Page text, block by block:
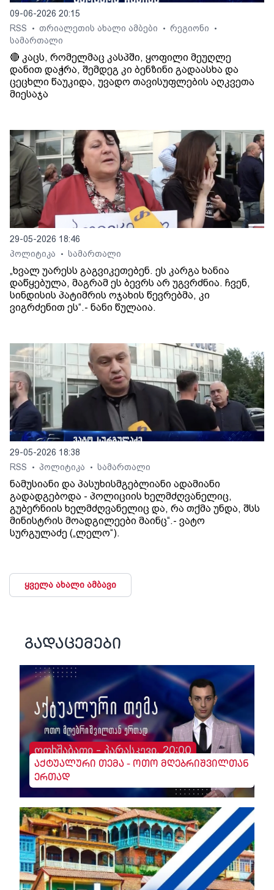
09-06-2026 20:15
RSS
• თრიალეთის ახალი ამბები • რეგიონი •
სამართალი
🔴 კაცს, რომელმაც კასპში, ყოფილი მეუღლე
დანით დაჭრა, შემდეგ კი ბენზინი გადაასხა და
ცეცხლი წაუკიდა, უვადო თავისუფლების აღკვეთა
მიესაჯა
29-05-2026 18:46
პოლიტიკა
• სამართალი
„ხვალ უარესს გაგვიკეთებენ. ეს კარგა ხანია
დაწყებულა, მაგრამ ეს ბევრს არ უგვრძნია. ჩვენ,
სინდისის პატიმრის ოჯახის წევრებმა, კი
ვიგრძენით ეს“.- ნანი წულაია.
29-05-2026 18:38
RSS
• პოლიტიკა • სამართალი
ნამუსიანი და პასუხისმგებლიანი ადამიანი
გადადგებოდა - პოლიციის ხელმძღვანელიც,
გუბერნიის ხელმძღვანელიც და, რა თქმა უნდა, შსს
მინისტრის მოადგილეები მაინც“.- ვატო
სურგულაძე („ლელო“).
ყველა ახალი ამბავი
გადაცემები
ოთხშაბათი - პარასკევი, 20:00
აქტუალური თემა - ოთო მღებრიშვილთან
ერთად